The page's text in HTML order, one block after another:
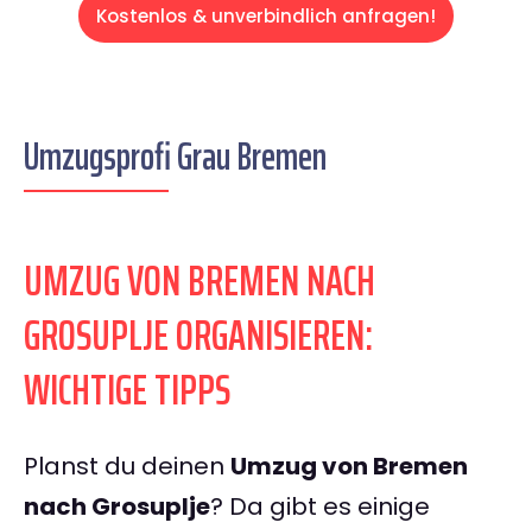
Kostenlos & unverbindlich anfragen!
Umzugsprofi Grau Bremen
UMZUG VON BREMEN NACH
GROSUPLJE ORGANISIEREN:
WICHTIGE TIPPS
Planst du deinen Umzug von Bremen
nach Grosuplje? Da gibt es einige